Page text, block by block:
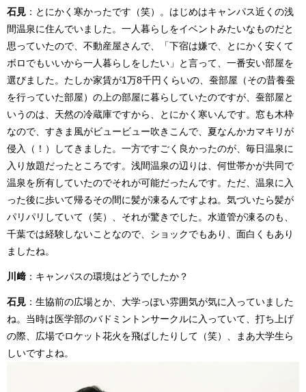
石見 ：とにかく寒かったです（笑）。はじめはキャンパス近くの浅
間温泉に住んでいました。一人暮らしをイベントみたいなものだと
思っていたので、不動産屋さんで、「下宿は嫌で、とにかく安くて
ボロでもいいから一人暮らしをしたい」と言って、一番安い部屋を
選びました。たしか家賃が1万8千円くらいの、蚕部屋（その昔養蚕
を行っていた部屋）の上の部屋に暮らしていたのですが、蚕部屋と
いうのは、天然の冷蔵庫ですから、とにかく寒いんです。窓も木枠
なので、すきま風がビュービュー吹きこんで、夏なんかカマキリが
侵入（！）してきました。一方ですごく良かったのが、毎日温泉に
入り放題だったところです。浅間温泉の辺りは、何世帯かが共同で
温泉を所有していたのでそれが可能だったんです。ただ、温泉に入
った後に歩いて帰るその間に髪が凍るんですよね。気づいたら髪が
パリパリしていて（笑）、それが驚きでした。水道管が凍るのも、
千葉では経験しないことなので、ショックでもあり、面白くもあり
ましたね。
川﨑 ：キャンパスの環境はどうでしたか？
石見 ：生協前の広場とか、大学っぽい雰囲気が気に入っていました
ね。当時は医学部のバドミントンサークルに入っていて、打ち上げ
の際、広場でロケット花火を飛ばしたりして（笑）、まあ大学生ら
しいですよね。